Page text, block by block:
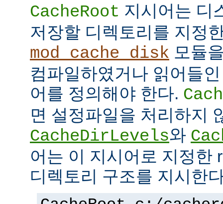
CacheRoot 지시어는 디
저장할 디렉토리를 지정
mod_cache_disk 모듈
컴파일하였거나 읽어들
어를 정의해야 한다.
면 설정파일을 처리하지
CacheDirLevels와
어는 이 지시어로 지정한
디렉토리 구조를 지시한